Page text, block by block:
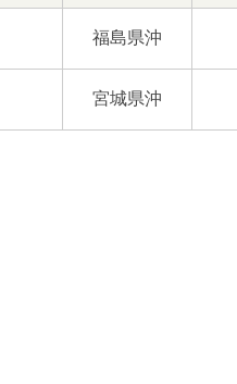
福島県沖
宮城県沖